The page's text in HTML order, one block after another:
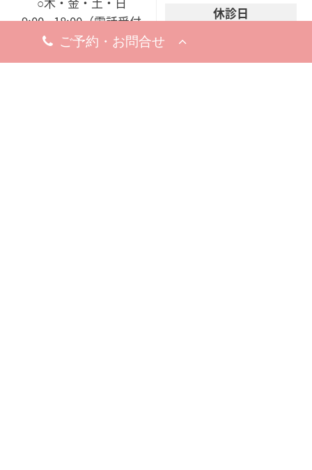
9:00 - 18:00（電話受付
9:00 - 19:00）
※完全予約制
休診日
※お問い合わせ・ご予約のお電
話は承っております。